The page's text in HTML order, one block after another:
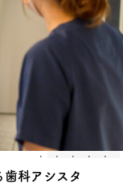
歯科アシスタ